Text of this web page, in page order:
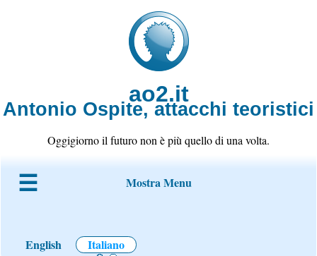
ao2.it
Antonio Ospite, attacchi teoristici
Oggigiorno il futuro non è più quello di una volta.
Mostra Menu
English Italiano